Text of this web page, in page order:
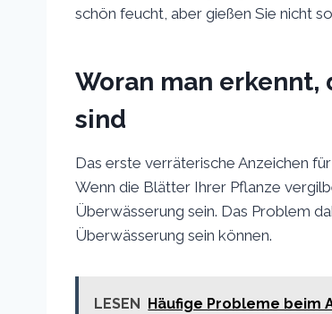
schön feucht, aber gießen Sie nicht
Woran man erkennt,
sind
Das erste verräterische Anzeichen
Wenn die Blätter Ihrer Pflanze
Überwässerung sein. Das Problem
Überwässerung sein können.
LESEN Häufige Probleme beim